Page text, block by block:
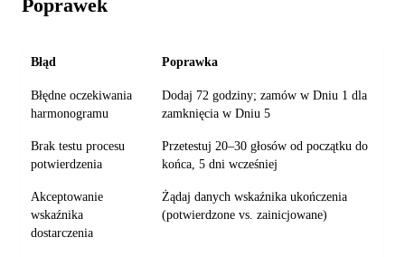
Poprawek
Błąd Poprawka
Błędne oczekiwania
harmonogramu
Dodaj 72 godziny; zamów w Dniu 1 dla
zamknięcia w Dniu 5
Brak testu procesu
potwierdzenia
Przetestuj 20–30 głosów od początku do
końca, 5 dni wcześniej
Akceptowanie
wskaźnika
dostarczenia
Żądaj danych wskaźnika ukończenia
(potwierdzone vs. zainicjowane)